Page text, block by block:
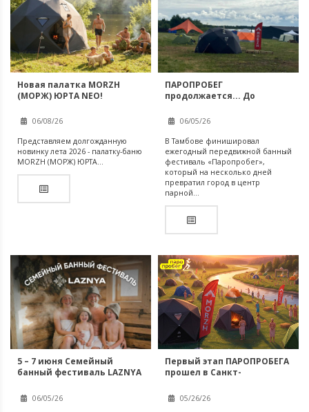
Новая палатка MORZH
(МОРЖ) ЮРТА NEO!
06/08/26
Представляем долгожданную
новинку лета 2026 - палатку-баню
MORZH (МОРЖ) ЮРТА...
ПАРОПРОБЕГ
продолжается... До
06/05/26
В Тамбове финишировал
ежегодный передвижной банный
фестиваль «Паропробег»,
который на несколько дней
превратил город в центр
парной...
5 – 7 июня Семейный
банный фестиваль LAZNYA
06/05/26
Первый этап ПАРОПРОБЕГА
прошел в Санкт-
05/26/26